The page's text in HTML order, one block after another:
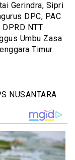
Gerindra, Sipri
DPC, PAC
NTT
Umbu Zasa
Timur.
NUSANTARA